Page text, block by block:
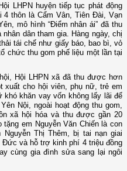
LHPN huyện tiếp tục phát động
4 thôn là Cẩm Vân, Tiên Đài, Vạn
mô hình “Điểm nhân ái” đã thu
dân tham gia. Hàng ngày, chị
tái chế như giấy báo, bao bì, vỏ
chức thu gom phế liệu một lần tại
Hội LHPN xã đã thu được hơn
xuất cho hội viên, phụ nữ, trẻ em
khăn vay vốn không lấy lãi để
Nội, ngoài hoạt động thu gom,
xã hội hóa và thu được gần 20
em Nguyễn Văn Chiến là con
Thị Thêm, bị tai nạn giai
và hỗ trợ kinh phí 4 triệu đồng
cùng gia đình sửa sang lại ngôi